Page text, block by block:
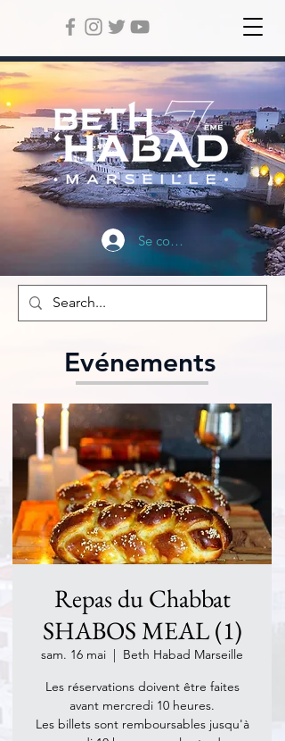
Se connecter
Evénements
Repas du Chabbat
SHABOS MEAL (1)
sam. 16 mai
  |
Beth Habad Marseille
Les réservations doivent être faites
avant mercredi 10 heures.
Les billets sont remboursables jusqu'à